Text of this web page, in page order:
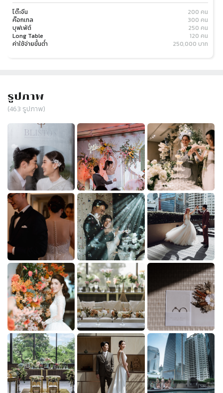
โต๊ะจีน
200 คน
ค๊อกเทล
300 คน
บุฟเฟ่ต์
250 คน
Long Table
120 คน
ค่าใช้จ่ายขั้นต่ำ
250,000 บาท
รูปภาพ
(463 รูปภาพ)